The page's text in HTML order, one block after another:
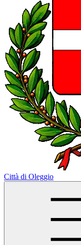
Città di Oleggio